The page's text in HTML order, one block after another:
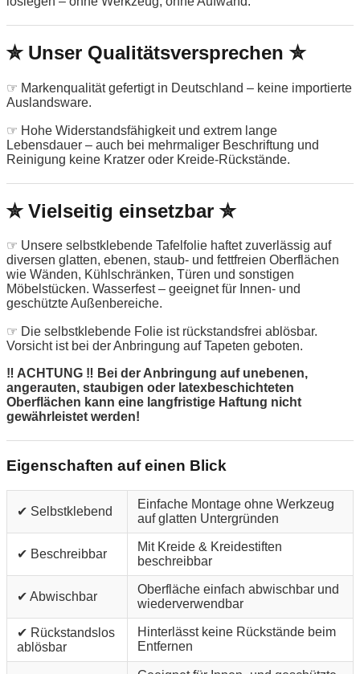
✮ Unser Qualitätsversprechen ✮
☞ Markenqualität gefertigt in Deutschland – keine importierte
Auslandsware.
☞ Hohe Widerstandsfähigkeit und extrem lange
Lebensdauer – auch bei mehrmaliger Beschriftung und
Reinigung keine Kratzer oder Kreide-Rückstände.
✮ Vielseitig einsetzbar ✮
☞ Unsere selbstklebende Tafelfolie haftet zuverlässig auf
diversen glatten, ebenen, staub- und fettfreien Oberflächen
wie Wänden, Kühlschränken, Türen und sonstigen
Möbelstücken. Wasserfest – geeignet für Innen- und
geschützte Außenbereiche.
☞ Die selbstklebende Folie ist rückstandsfrei ablösbar.
Vorsicht ist bei der Anbringung auf Tapeten geboten.
‼ ACHTUNG ‼ Bei der Anbringung auf unebenen,
angerauten, staubigen oder latexbeschichteten
Oberflächen kann eine langfristige Haftung nicht
gewährleistet werden!
Eigenschaften auf einen Blick
✔ Selbstklebend
Einfache Montage ohne Werkzeug
auf glatten Untergründen
✔ Beschreibbar
Mit Kreide & Kreidestiften
beschreibbar
✔ Abwischbar
Oberfläche einfach abwischbar und
wiederverwendbar
✔ Rückstandslos
ablösbar
Hinterlässt keine Rückstände beim
Entfernen